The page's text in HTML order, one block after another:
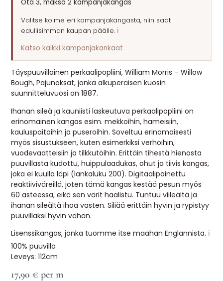
🔖 OUTLET
OHJEITA
USEIN KYSYTTYÄ
OTA YHTEYTTÄ
Ota 3, maksa 2 kampanjakangas
Valitse kolme eri kampanjakangasta, niin saat
edullisimman kaupan päälle. ℹ️
Katso kaikki kampanjakankaat
Täyspuuvillainen perkaalipopliini, William Morris – Willow
Bough, Pajunoksat, jonka alkuperäisen kuosin
suunnitteluvuosi on 1887.
Ihanan sileä ja kauniisti laskeutuva perkaalipopliini on
erinomainen kangas esim. mekkoihin, hameisiin,
kauluspaitoihin ja puseroihin. Soveltuu erinomaisesti
myös sisustukseen, kuten esimerkiksi verhoihin,
vuodevaatteisiin ja tilkkutöihin. Erittäin tihestä hienosta
puuvillasta kudottu, huippulaadukas, ohut ja tiivis kangas,
joka ei kuulla läpi (lankaluku 200). Digitaalipainettu
reaktiiviväreillä, joten tämä kangas kestää pesun myös
60 asteessa, eikä sen värit haalistu. Tuntuu viileältä ja
ihanan sileältä ihoa vasten. Siliää erittäin hyvin ja rypistyy
puuvillaksi hyvin vähän.
Lisenssikangas, jonka tuomme itse maahan Englannista. ℹ️
100% puuvilla
Leveys: 112cm
17,90 € per m